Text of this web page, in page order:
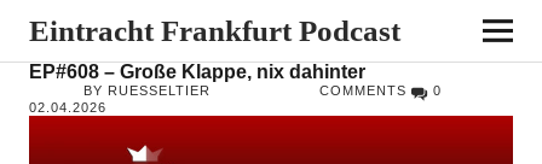
Eintracht Frankfurt Podcast
EP#608 – Große Klappe, nix dahinter
BY RUESSELTIER
02.04.2026
COMMENTS 0